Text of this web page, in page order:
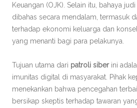
Keuangan (OJK). Selain itu, bahaya judi
dibahas secara mendalam, termasuk
terhadap ekonomi keluarga dan
yang menanti bagi para pelakunya.
Tujuan utama dari patroli siberini
imunitas digital di masyarakat. Pihak
menekankan bahwa pencegahan
bersikap skeptis terhadap tawaran